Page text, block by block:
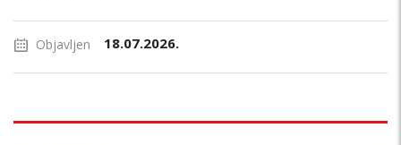
Objavljen 18.07.2026.